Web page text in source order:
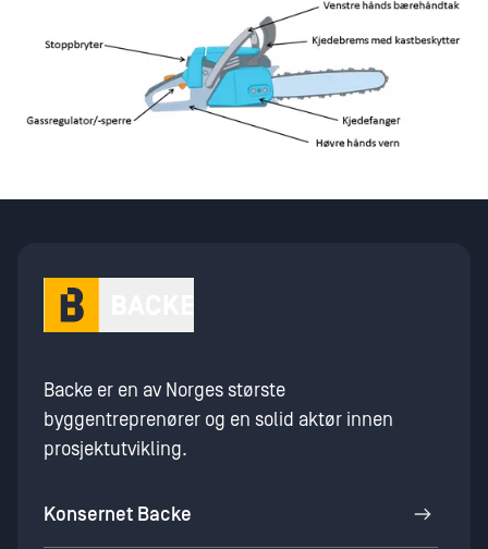
Backe er en av Norges største
byggentreprenører og en solid aktør innen
prosjektutvikling.
Konsernet Backe